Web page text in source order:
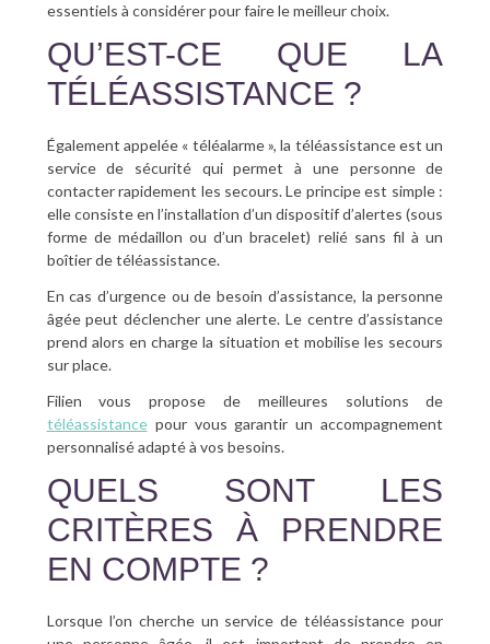
essentiels à considérer pour faire le meilleur choix.
QU’EST-CE QUE LA
TÉLÉASSISTANCE ?
Également appelée « téléalarme », la téléassistance est un
service de sécurité qui permet à une personne de
contacter rapidement les secours. Le principe est simple :
elle consiste en l’installation d’un dispositif d’alertes (sous
forme de médaillon ou d’un bracelet) relié sans fil à un
boîtier de téléassistance.
En cas d’urgence ou de besoin d’assistance, la personne
âgée peut déclencher une alerte. Le centre d’assistance
prend alors en charge la situation et mobilise les secours
sur place.
Filien vous propose de meilleures solutions de
téléassistancepour vous garantir un accompagnement
personnalisé adapté à vos besoins.
QUELS SONT LES
CRITÈRES À PRENDRE
EN COMPTE ?
Lorsque l’on cherche un service de téléassistance pour